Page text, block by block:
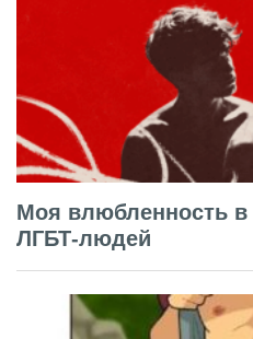
Моя влюбленность в
ЛГБТ-людей